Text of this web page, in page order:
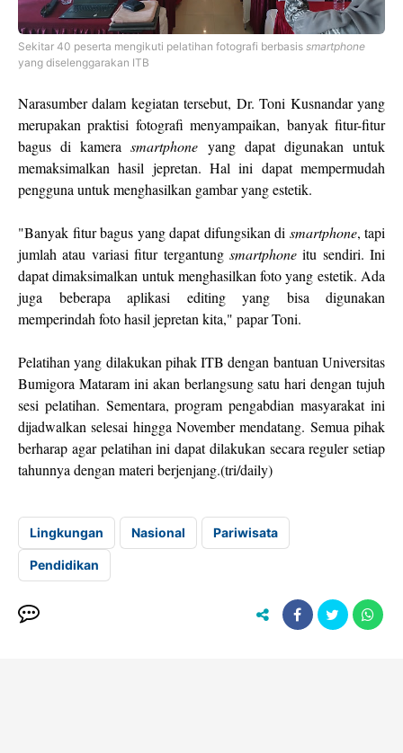
Sekitar 40 peserta mengikuti pelatihan fotografi berbasis smartphone
yang diselenggarakan ITB
Narasumber dalam kegiatan tersebut, Dr. Toni Kusnandar yang
merupakan praktisi fotografi menyampaikan, banyak fitur-fitur
bagus di kamerasmartphone yang dapat digunakan untuk
memaksimalkan hasil jepretan. Hal ini dapat mempermudah
pengguna untuk menghasilkan gambar yang estetik.
"Banyak fitur bagus yang dapat difungsikan di smartphone, tapi
jumlah atau variasi fitur tergantung smartphoneitu sendiri. Ini
dapat dimaksimalkan untuk menghasilkan foto yang estetik. Ada
juga beberapa aplikasi editing yang bisa digunakan
memperindah foto hasil jepretan kita," papar Toni.
Pelatihan yang dilakukan pihak ITB dengan bantuan Universitas
Bumigora Mataram ini akan berlangsung satu hari dengan tujuh
sesi pelatihan. Sementara, program pengabdian masyarakat ini
dijadwalkan selesai hingga November mendatang. Semua pihak
berharap agar pelatihan ini dapat dilakukan secara reguler setiap
tahunnya dengan materi berjenjang.(tri/daily)
Lingkungan Nasional Pariwisata
Pendidikan